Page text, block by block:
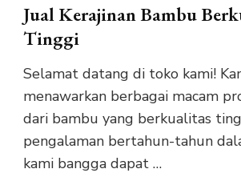
Jual Kerajinan Bambu
Tinggi
Selamat datang di toko kami!
menawarkan berbagai macam
dari bambu yang berkualitas
pengalaman bertahun-tahun
kami bangga dapat …